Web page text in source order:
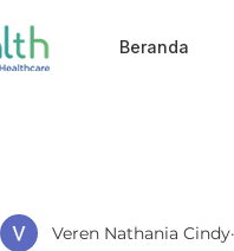
Beranda
Veren Nathania Cindy